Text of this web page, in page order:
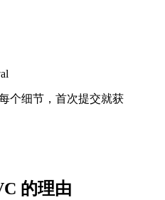
个细节，首次提交就获
的理由